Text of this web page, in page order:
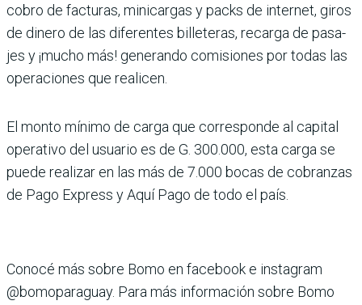
cobro de facturas, minicar­gas y packs de internet, giros
de dinero de las diferentes billeteras, recarga de pasa­
jes y ¡mucho más! generando comisiones por todas las
ope­raciones que realicen.
El monto mínimo de carga que corresponde al capital
operativo del usuario es de G. 300.000, esta carga se
puede realizar en las más de 7.000 bocas de cobranzas
de Pago Express y Aquí Pago de todo el país.
Conocé más sobre Bomo en facebook e instagram
@bomoparaguay. Para más información sobre Bomo